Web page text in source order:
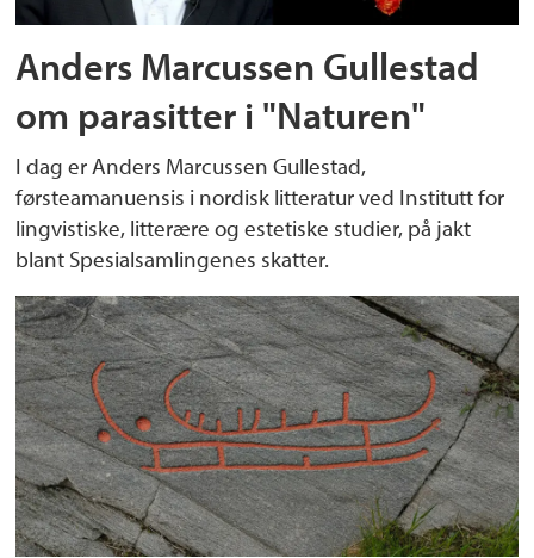
Anders Marcussen Gullestad
om parasitter i "Naturen"
I dag er Anders Marcussen Gullestad,
førsteamanuensis i nordisk litteratur ved Institutt for
lingvistiske, litterære og estetiske studier, på jakt
blant Spesialsamlingenes skatter.